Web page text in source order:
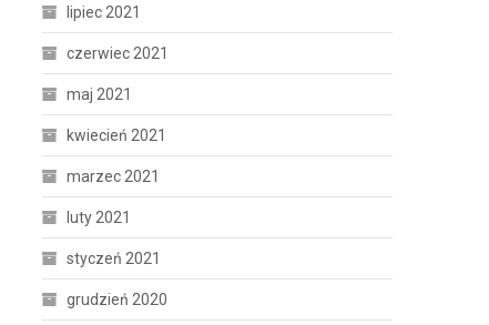
lipiec 2021
czerwiec 2021
maj 2021
kwiecień 2021
marzec 2021
luty 2021
styczeń 2021
grudzień 2020